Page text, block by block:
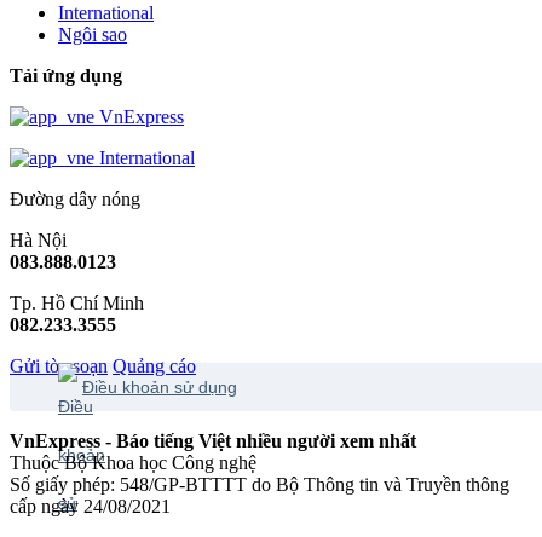
International
Ngôi sao
Tải ứng dụng
VnExpress
International
Đường dây nóng
Hà Nội
083.888.0123
Tp. Hồ Chí Minh
082.233.3555
Gửi tòa soạn Quảng cáo
Điều khoản sử dụng
VnExpress - Báo tiếng Việt nhiều người xem nhất
Thuộc Bộ Khoa học Công nghệ
Số giấy phép: 548/GP-BTTTT do Bộ Thông tin và Truyền thông
cấp ngày 24/08/2021